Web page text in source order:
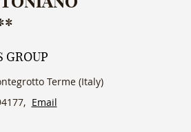
GROUP
Terme (Italy)
Email